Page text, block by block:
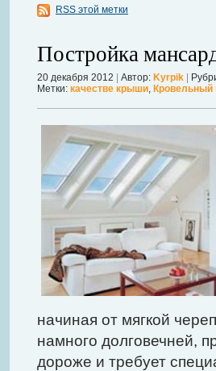
Когда в вашем доме появляются
настроение и вызывает волнение.
течение пары недель их может
в первые часы принять меры. А
RSS этой метки
Постройка
20 декабря 2012 Автор: Kyrpik
Метки: качестве крыши, Кровельный
начиная от мягкой
намного долговечней,
дороже и требует